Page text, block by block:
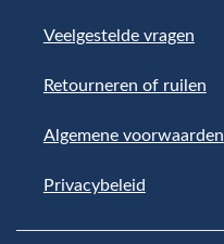
Veelgestelde vragen
Retourneren of ruilen
Algemene voorwaarden
Privacybeleid